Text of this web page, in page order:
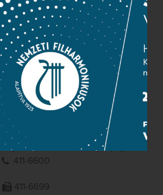
Impresszum
NEMZETI
Komor Marcell u. 1. (Müpa)
411-6600
411-6699